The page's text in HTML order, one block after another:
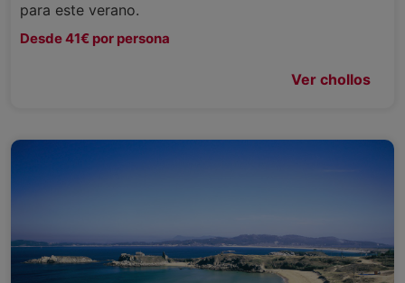
para este verano.
Desde 41€ por persona
Ver chollos